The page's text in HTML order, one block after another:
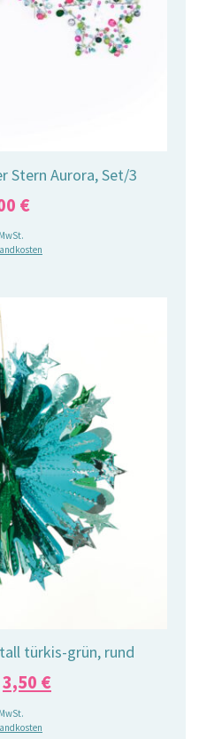
Stern Aurora, Set/3
€
türkis-grün, rund
Ursprünglicher
Preis
3,50 €Aktueller